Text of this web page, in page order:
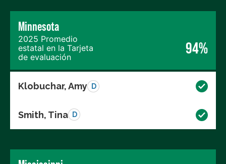
Minnesota
2025 Promedio
estatal en la Tarjeta
de evaluación
94%
Klobuchar, Amy D
Smith, Tina D